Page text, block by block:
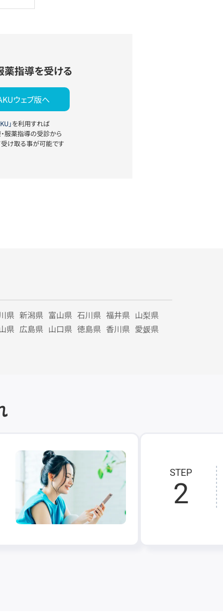
薬指導を受ける
ウェブ版へ
」を利用すれば
服薬指導の受診から
け取る事が可能です
県 新潟県 富山県 石川県 福井県 山梨県
県 広島県 山口県 徳島県 香川県 愛媛県
STEP
2